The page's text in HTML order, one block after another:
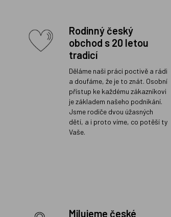
Rodinný český
obchod s 20 letou
tradicí
Děláme naši práci poctivě a rádi
a doufáme, že je to znát. Osobní
přístup ke každému zákazníkovi
je základem našeho podnikání.
Jsme rodiče dvou úžasných
dětí, a i proto víme, co potěší ty
Vaše.
Milujeme české